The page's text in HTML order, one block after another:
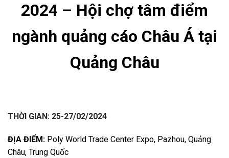
2024 – Hội chợ tâm điểm
ngành quảng cáo Châu Á tại
Quảng Châu
THỜI GIAN: 25-27/02/2024
ĐỊA ĐIỂM: Poly World Trade Center Expo, Pazhou, Quảng
Châu, Trung Quốc